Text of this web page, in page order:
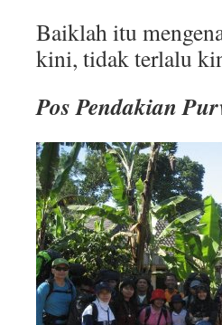
Baiklah itu
kini, tidak terlalu
Pos Pendakian